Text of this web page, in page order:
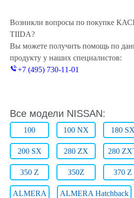
Возникли вопросы по покупке
TIIDA?
Вы можете получить помощь по
продукту у наших специалистов:
+7 (495) 730-11-01
Все модели NISSAN:
100 100 NX 180 SX
200 SX 280 ZX 280
350 Z 350Z 370 Z
ALMERA ALMERA Hatchback